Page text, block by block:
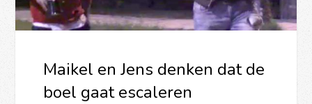
Maikel en Jens denken dat de
boel gaat escaleren